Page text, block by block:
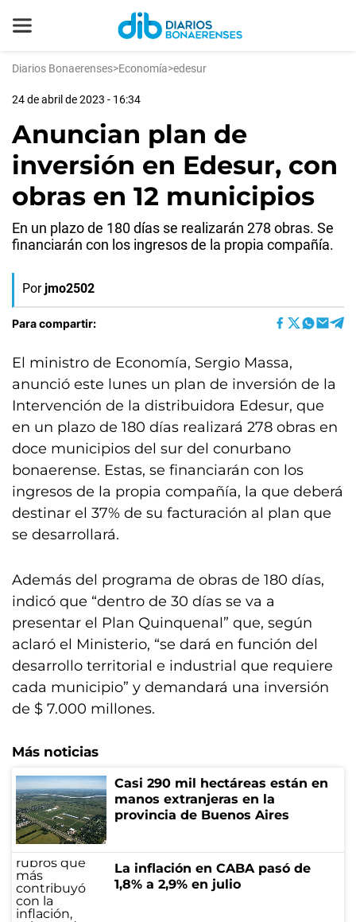
Diarios Bonaerenses>Economía>edesur
24 de abril de 2023 - 16:34
Anuncian plan de
inversión en Edesur, con
obras en 12 municipios
En un plazo de 180 días se realizarán 278 obras. Se
financiarán con los ingresos de la propia compañía.
Por jmo2502
Para compartir:
El ministro de Economía, Sergio Massa,
anunció este lunes un plan de inversión de la
Intervención de la distribuidora Edesur, que
en un plazo de 180 días realizará 278 obras en
doce municipios del sur del conurbano
bonaerense. Estas, se financiarán con los
ingresos de la propia compañía, la que deberá
destinar el 37% de su facturación al plan que
se desarrollará.
Además del programa de obras de 180 días,
indicó que “dentro de 30 días se va a
presentar el Plan Quinquenal” que, según
aclaró el Ministerio, “se dará en función del
desarrollo territorial e industrial que requiere
cada municipio” y demandará una inversión
de $ 7.000 millones.
Más noticias
Casi 290 mil hectáreas están en
manos extranjeras en la
provincia de Buenos Aires
La inflación en CABA pasó de
1,8% a 2,9% en julio